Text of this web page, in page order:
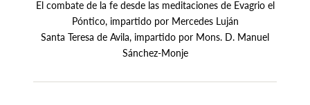
El combate de la fe desde las meditaciones de Evagrio el
Póntico, impartido por Mercedes Luján
Santa Teresa de Avila, impartido por Mons. D. Manuel
Sánchez-Monje